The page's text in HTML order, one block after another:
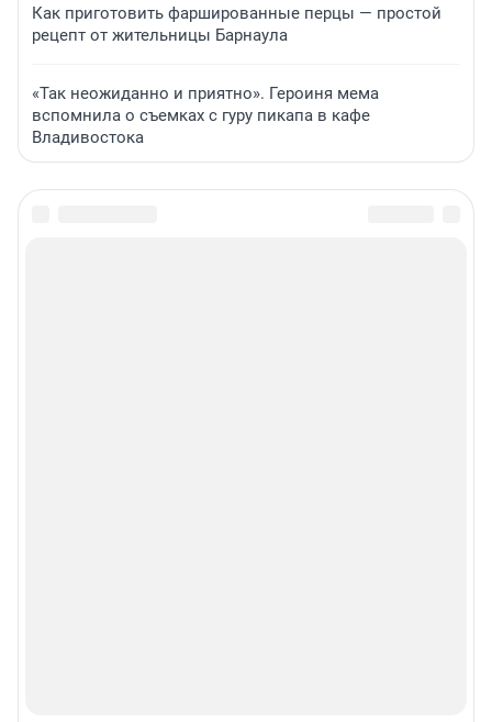
Как приготовить фаршированные перцы — простой
рецепт от жительницы Барнаула
«Так неожиданно и приятно». Героиня мема
вспомнила о съемках с гуру пикапа в кафе
Владивостока